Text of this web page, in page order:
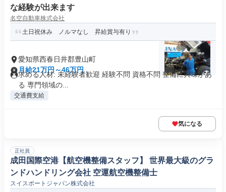
な経験が出来ます
名空自動車株式会社
土日祝休み ノルマなし 昇給賞与有り
愛知県西春日井郡豊山町
月給21万円～46万円
求める人材: 未経験者歓迎 経験不問 資格不問 整備に興味があ
る 専門領域の...
交通費支給
気になる
正社員
成田国際空港【航空機整備スタッフ】 世界最大級のグラ
ンドハンドリング会社 空運航空機整備士
スイスポートジャパン株式会社